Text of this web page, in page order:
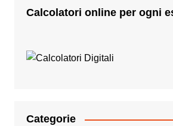
Calcolatori online per ogni
Categorie